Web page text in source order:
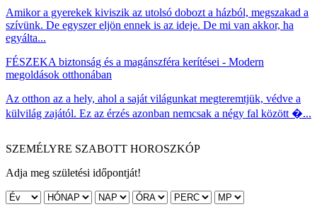
Amikor a gyerekek kiviszik az utolsó dobozt a házból, megszakad a
szívünk. De egyszer eljön ennek is az ideje. De mi van akkor, ha
egyálta...
FÉSZEKA biztonság és a magánszféra kerítései - Modern
megoldások otthonában
Az otthon az a hely, ahol a saját világunkat megteremtjük, védve a
külvilág zajától. Ez az érzés azonban nemcsak a négy fal között �...
SZEMÉLYRE SZABOTT HOROSZKÓP
Adja meg születési időpontját!